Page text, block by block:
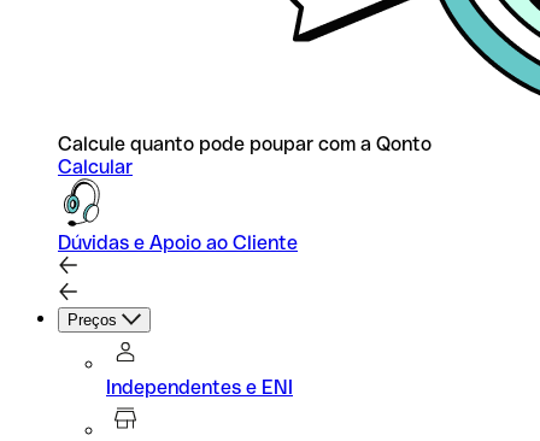
Calcule quanto pode poupar com a Qonto
Calcular
Dúvidas e Apoio ao Cliente
Preços
Independentes e ENI